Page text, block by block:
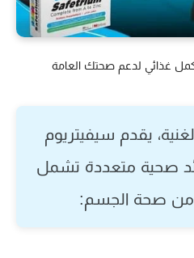
يقدم سيفيتريوم
صحية متعددة تشمل
من صحة الجسم: